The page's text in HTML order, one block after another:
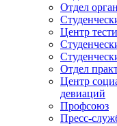
Отдел
Центр
Отдел
Центр
девиаций
Профсоюз
Пресс-